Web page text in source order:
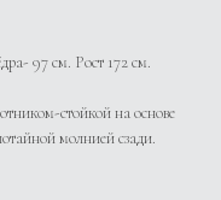
97 см. Рост 172 см.
стойкой на основе
молнией сзади.